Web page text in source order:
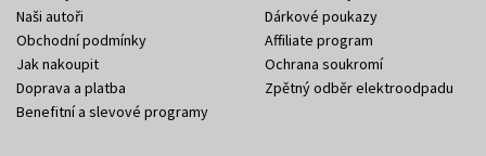
Naši autoři
Obchodní podmínky
Jak nakoupit
Doprava a platba
Benefitní a slevové programy
Dárkové poukazy
Affiliate program
Ochrana soukromí
Zpětný odběr elektroodpadu